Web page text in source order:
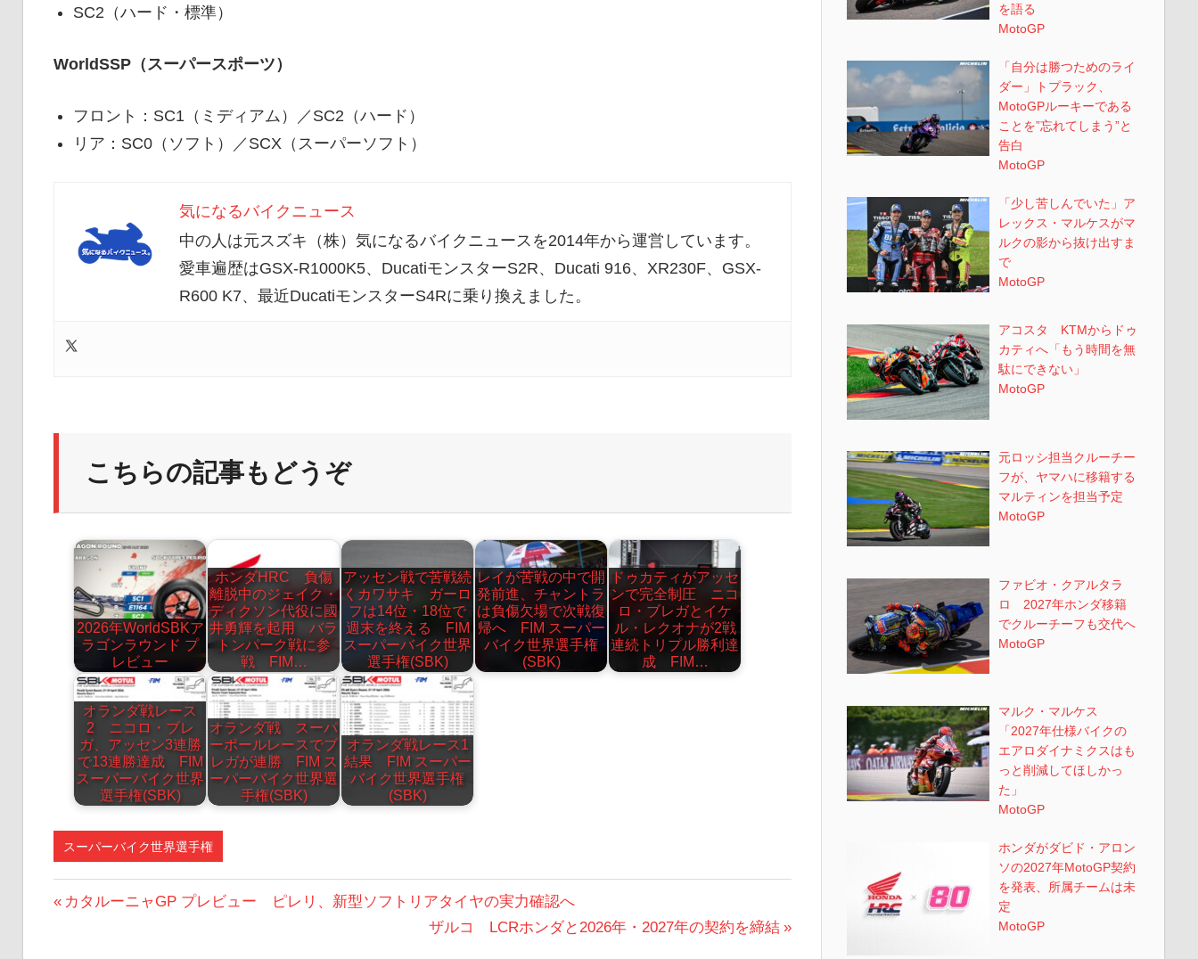
SC2（ハード・標準）
WorldSSP（スーパースポーツ）
フロント：SC1（ミディアム）／SC2（ハード）
リア：SC0（ソフト）／SCX（スーパーソフト）
気になるバイクニュース
中の人は元スズキ（株）気になるバイクニュースを2014年から運営しています。
愛車遍歴はGSX-R1000K5、DucatiモンスターS2R、Ducati 916、XR230F、GSX-
R600 K7、最近DucatiモンスターS4Rに乗り換えました。
こちらの記事もどうぞ
2026年WorldSBKア
ラゴンラウンド プ
レビュー
ホンダHRC 負傷
離脱中のジェイク・
ディクソン代役に國
井勇輝を起用 バラ
トンパーク戦に参
戦 FIM…
アッセン戦で苦戦続
くカワサキ ガーロ
フは14位・18位で
週末を終える FIM
スーパーバイク世界
選手権(SBK)
レイが苦戦の中で開
発前進、チャントラ
は負傷欠場で次戦復
帰へ FIM スーパー
バイク世界選手権
(SBK)
ドゥカティがアッセ
ンで完全制圧 ニコ
ロ・ブレガとイケ
ル・レクオナが2戦
連続トリプル勝利達
成 FIM…
オランダ戦レース
2 ニコロ・ブレ
ガ、アッセン3連勝
で13連勝達成 FIM
スーパーバイク世界
選手権(SBK)
オランダ戦 スーパ
ーポールレースでブ
レガが連勝 FIM ス
ーパーバイク世界選
手権(SBK)
オランダ戦レース1
結果 FIM スーパー
バイク世界選手権
(SBK)
スーパーバイク世界選手権
投
前
カタルーニャGP プレビュー ピレリ、新型ソフトリアタイヤの実力確認へ
次
ザルコ LCRホンダと2026年・2027年の契約を締結
を語る
MotoGP
「自分は勝つためのライ
ダー」トプラック、
MotoGPルーキーである
ことを”忘れてしまう”と
告白
MotoGP
「少し苦しんでいた」ア
レックス・マルケスがマ
ルクの影から抜け出すま
で
MotoGP
アコスタ KTMからドゥ
カティへ「もう時間を無
駄にできない」
MotoGP
元ロッシ担当クルーチー
フが、ヤマハに移籍する
マルティンを担当予定
MotoGP
ファビオ・クアルタラ
ロ 2027年ホンダ移籍
でクルーチーフも交代へ
MotoGP
マルク・マルケス
「2027年仕様バイクの
エアロダイナミクスはも
っと削減してほしかっ
た」
MotoGP
ホンダがダビド・アロン
ソの2027年MotoGP契約
を発表、所属チームは未
定
MotoGP